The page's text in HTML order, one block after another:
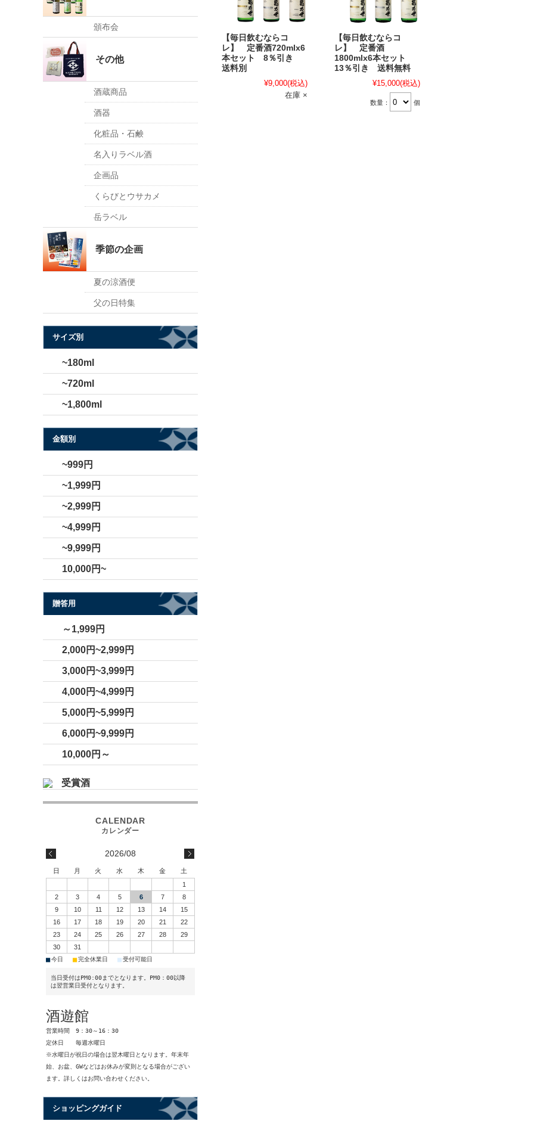
【毎日飲むならコ
レ】 定番酒720mlx6
本セット 8％引き
送料別
¥9,000(税込)
在庫 ×
【毎日飲むならコ
レ】 定番酒
1800mlx6本セット
13％引き 送料無料
¥15,000(税込)
数量： 個
頒布会
その他
酒蔵商品
酒器
化粧品・石鹸
名入りラベル酒
企画品
くらびとウサカメ
岳ラベル
季節の企画
夏の涼酒便
父の日特集
サイズ別
~180ml
~720ml
~1,800ml
金額別
~999円
~1,999円
~2,999円
~4,999円
~9,999円
10,000円~
贈答用
～1,999円
2,000円~2,999円
3,000円~3,999円
4,000円~4,999円
5,000円~5,999円
6,000円~9,999円
10,000円～
受賞酒
2026/08
日 月 火 水 木 金
土
1
2
3 4 5 6 7
8
9
10 11 12 13 14
15
16
17 18 19 20 21
22
23
24 25 26 27 28
29
30
31
■今日 ■完全休業日 ■受付可能日
当日受付はPM0:00までとなります。PM0：00以降
は翌営業日受付となります。
酒遊館
営業時間 9：30～16：30
定休日 毎週水曜日
※水曜日が祝日の場合は翌木曜日となります。年末年
始、お盆、GWなどはお休みが変則となる場合がござい
ます。詳しくはお問い合わせください。
ショッピングガイド